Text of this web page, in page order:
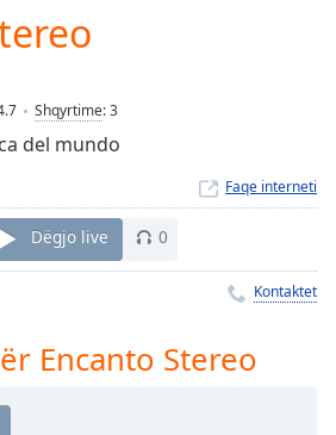
Shqyrtime:3
del mundo
Faqe interneti
Dëgjo live 0
Kontaktet
Encanto Stereo